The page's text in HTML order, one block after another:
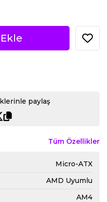
paylaş
Tüm Özellikler
Micro-ATX
AMD Uyumlu
AM4